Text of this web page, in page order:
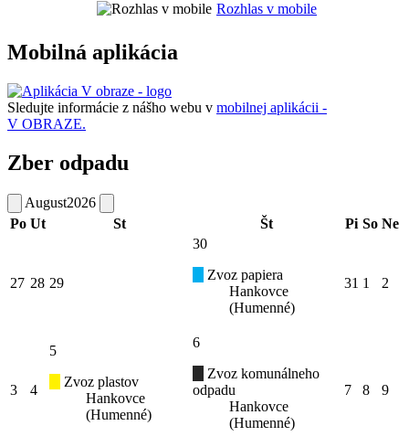
Rozhlas v mobile
Mobilná aplikácia
Sledujte informácie z nášho webu v mobilnej aplikácii -
V OBRAZE.
Zber odpadu
August2026
Po Ut St Št Pi So Ne
27 28 29
30
Zvoz papiera
Hankovce
(Humenné)
31 1 2
3 4
5
Zvoz plastov
Hankovce
(Humenné)
6
Zvoz komunálneho
odpadu
Hankovce
(Humenné)
7 8 9